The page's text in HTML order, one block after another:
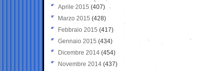
Aprile 2015 (407)
Marzo 2015 (428)
Febbraio 2015 (417)
Gennaio 2015 (434)
Dicembre 2014 (454)
Novembre 2014 (437)